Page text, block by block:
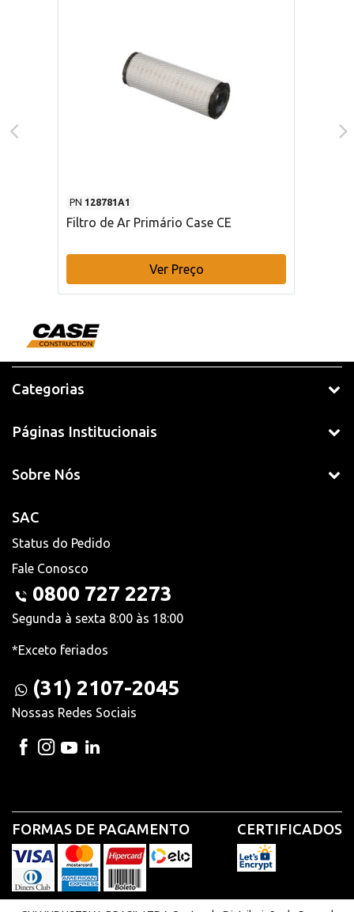
PN 128781A1
Filtro de Ar Primário Case CE
Ver Preço
Categorias
Páginas Institucionais
Sobre Nós
SAC
Status do Pedido
Fale Conosco
0800 727 2273
Segunda à sexta 8:00 às 18:00
*Exceto feriados
(31) 2107-2045
Nossas Redes Sociais
FORMAS DE PAGAMENTO CERTIFICADOS